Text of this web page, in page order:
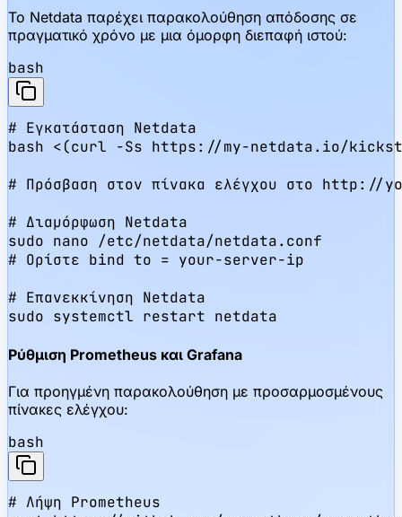
Το Netdata παρέχει παρακολούθηση απόδοσης σε
πραγματικό χρόνο με μια όμορφη διεπαφή ιστού:
bash
# Εγκατάσταση Netdata
bash <(curl -Ss https://my-netdata.io/
# Πρόσβαση στον πίνακα ελέγχου στο http://
# Διαμόρφωση Netdata
sudo nano /etc/netdata/netdata.conf
# Ορίστε bind to = your-server-ip
# Επανεκκίνηση Netdata
sudo systemctl restart netdata
Ρύθμιση Prometheus και Grafana
Για προηγμένη παρακολούθηση με προσαρμοσμένους
πίνακες ελέγχου:
bash
# Λήψη Prometheus